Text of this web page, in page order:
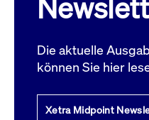
Die aktuelle
können Sie hier
Xetra Midpoint